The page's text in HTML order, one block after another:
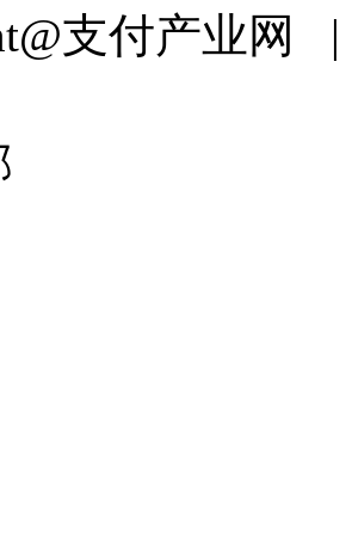
支付产业